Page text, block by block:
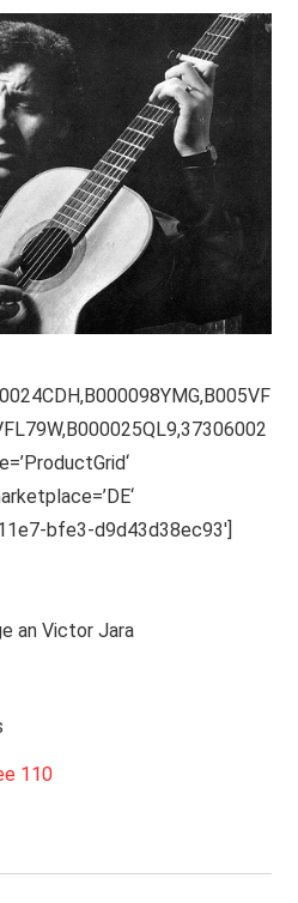
bfe3-d9d43d38ec93′]
an Victor Jara
110